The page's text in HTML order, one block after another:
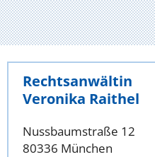
Rechtsanwältin
Veronika Raithel
Nussbaumstraße 12
80336 München